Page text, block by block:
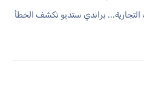
التجارية... براندي ستديو تكشف الخطأ